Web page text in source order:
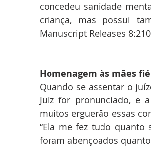
concedeu sanidade
criança, mas possui
Manuscript Releases
Homenagem às mães
Quando se assentar o
Juiz for pronunciado, e
muitos erguerão essas
“Ela me fez tudo quanto
foram abençoados